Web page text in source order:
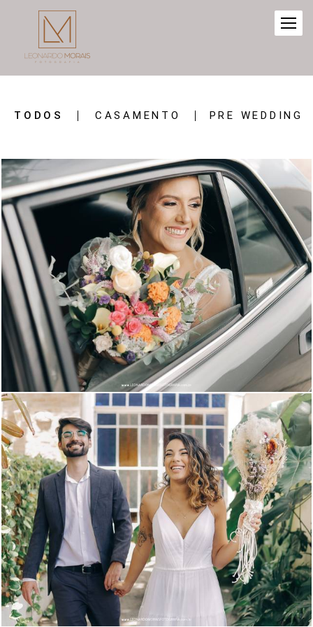
TODOS CASAMENTO PRE WEDDING
839 0
1200